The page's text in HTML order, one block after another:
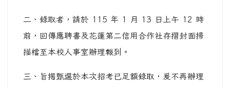
二、錄取者，請於 115 年 1 月 13 日上午 12 時
前，回傳應聘書及花蓮第二信用合作社存摺封面掃
描檔至本校人事室辦理報到。
三、旨揭甄選於本次招考已足額錄取，爰不再辦理